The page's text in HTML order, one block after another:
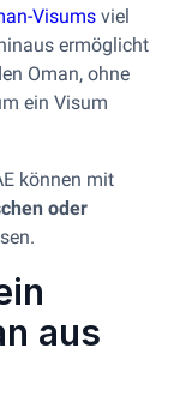
Visums viel
ermöglicht
Oman, ohne
ein Visum
können mit
oder
aus